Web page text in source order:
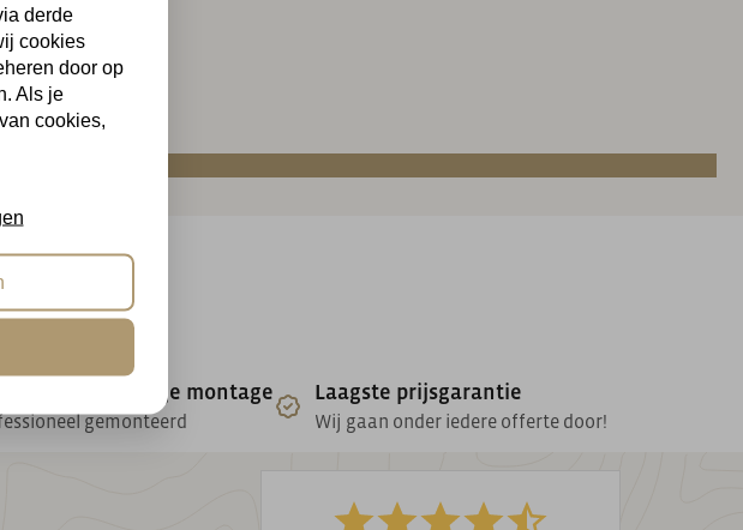
& vakkundige montage
gemonteerd
Laagste prijsgarantie
Wij gaan onder iedere offerte door!
derde
cookies
door op
Als je
cookies,